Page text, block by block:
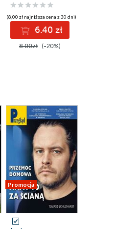
(8,00 zł najniższa cena z 30 dni)
6.40 zł
8.00zł (-20%)
Promocja